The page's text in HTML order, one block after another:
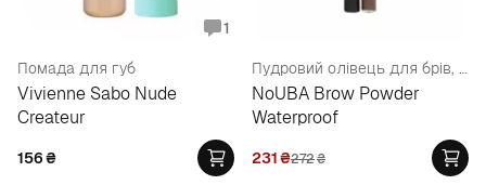
1
Помада для губ
Vivienne Sabo Nude
Createur
156₴
Пудровий олівець для брів, водостійкий
NoUBA Brow Powder
Waterproof
231₴272₴